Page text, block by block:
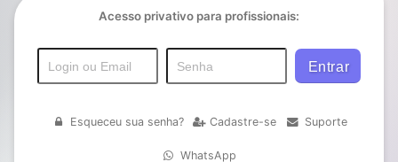
Acesso privativo para profissionais:
Esqueceu sua senha? Cadastre-se Suporte
WhatsApp